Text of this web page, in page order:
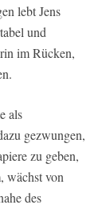
lebt Jens
und
im Rücken,
als
gezwungen,
zu geben,
wächst von
des